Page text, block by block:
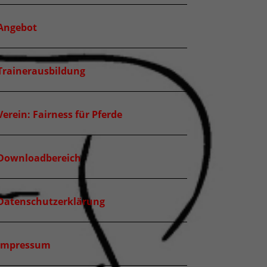
Fairness für Pferde